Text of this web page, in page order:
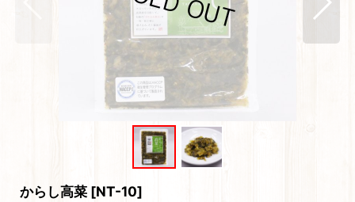
からし高菜 [NT-10]